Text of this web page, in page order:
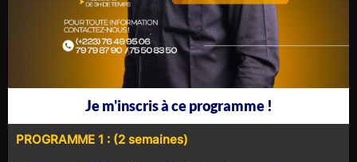
Je m'inscris à ce programme !
PROGRAMME 1 : (2 semaines)